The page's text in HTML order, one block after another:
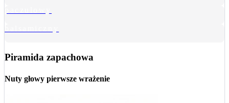
Piramida zapachowa
Nuty głowy pierwsze wrażenie